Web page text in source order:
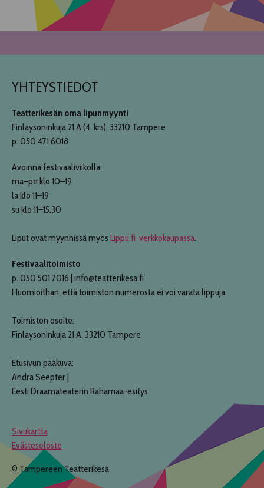
YHTEYSTIEDOT
Teatterikesän oma lipunmyynti
Finlaysoninkuja 21 A (4. krs), 33210 Tampere
p. 050 471 6018
Avoinna festivaaliviikolla:
ma–pe klo 10–19
la klo 11–19
su klo 11–15.30
Liput ovat myynnissä myös Lippu.fi-verkkokaupassa.
Festivaalitoimisto
p. 050 501 7016 | info@teatterikesa.fi
Huomioithan, että toimiston numerosta ei voi varata lippuja.
Toimiston osoite:
Finlaysoninkuja 21 A, 33210 Tampere
Etusivun pääkuva:
Andra Seepter |
Eesti Draamateaterin Rahamaa-esitys
Sivukartta
Evästeseloste
© Tampereen Teatterikesä